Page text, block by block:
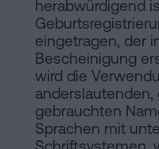
herabwürdigend
eingetragen, der
Bescheinigung
wird die
gebrauchten
Sprachen mit